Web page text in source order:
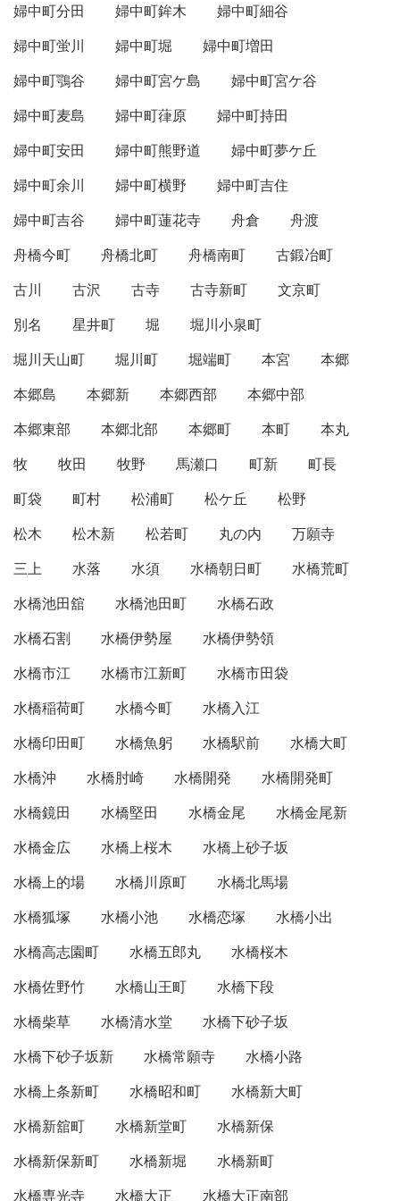
婦中町分田
婦中町鉾木
婦中町細谷
婦中町蛍川
婦中町堀
婦中町増田
婦中町鶚谷
婦中町宮ケ島
婦中町宮ケ谷
婦中町麦島
婦中町葎原
婦中町持田
婦中町安田
婦中町熊野道
婦中町夢ケ丘
婦中町余川
婦中町横野
婦中町吉住
婦中町吉谷
婦中町蓮花寺 舟倉
舟渡
舟橋今町
舟橋北町 舟橋南町
古鍛冶町
古川
古沢 古寺 古寺新町
文京町
別名
星井町 堀
堀川小泉町
堀川天山町
堀川町 堀端町 本宮
本郷
本郷島
本郷新 本郷西部
本郷中部
本郷東部
本郷北部 本郷町 本町
本丸
牧
牧田 牧野 馬瀬口 町新
町長
町袋
町村 松浦町 松ケ丘
松野
松木
松木新 松若町 丸の内
万願寺
三上
水落 水須 水橋朝日町
水橋荒町
水橋池田舘
水橋池田町
水橋石政
水橋石割
水橋伊勢屋
水橋伊勢領
水橋市江
水橋市江新町
水橋市田袋
水橋稲荷町
水橋今町
水橋入江
水橋印田町
水橋魚躬 水橋駅前
水橋大町
水橋沖
水橋肘崎 水橋開発
水橋開発町
水橋鏡田
水橋堅田 水橋金尾
水橋金尾新
水橋金広
水橋上桜木
水橋上砂子坂
水橋上的場
水橋川原町
水橋北馬場
水橋狐塚
水橋小池 水橋恋塚
水橋小出
水橋高志園町
水橋五郎丸
水橋桜木
水橋佐野竹
水橋山王町
水橋下段
水橋柴草
水橋清水堂
水橋下砂子坂
水橋下砂子坂新
水橋常願寺
水橋小路
水橋上条新町
水橋昭和町
水橋新大町
水橋新舘町
水橋新堂町
水橋新保
水橋新保新町
水橋新堀
水橋新町
水橋専光寺
水橋大正
水橋大正南部